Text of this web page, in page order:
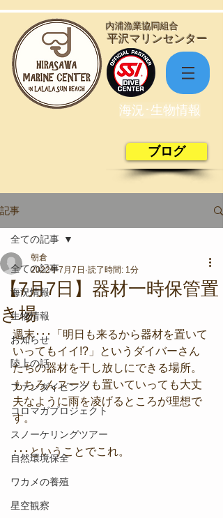
​平沢マリンセンター
​内浦漁業協同組合
海況･生物情報
ブログ
記事
全ての記事
海況情報
生物情報
お知らせ
陸上の話
ファンダイビング
コロマガプロジェクト
スノーケリングツアー
自然環境保全
ワカメの養殖
星空観察
全ての記事
【7月7日】器材一時保管置
き場
朝倉
2022年7月7日 読了時間: 1分
週末･･･「明日も来るから器材を置いて
いってもイイ!?」というダイバーさん
たちの器材を干し放しにできる場所。
もちろんスーツも置いていっても大丈
夫なように雨を凌げるところが理想で
す。
･･･ということでこれ。